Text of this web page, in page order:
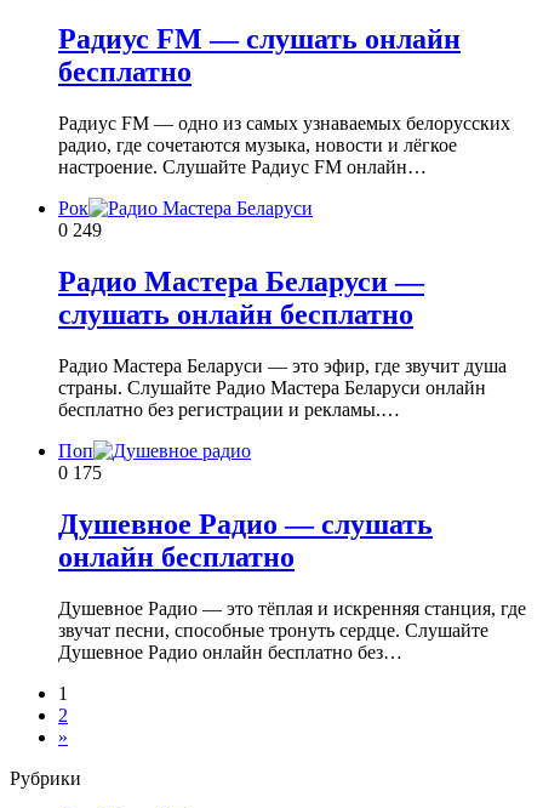
Радиус FM — слушать онлайн
бесплатно
Радиус FM — одно из самых узнаваемых белорусских
радио, где сочетаются музыка, новости и лёгкое
настроение. Слушайте Радиус FM онлайн…
Рок
0 249
Радио Мастера Беларуси —
слушать онлайн бесплатно
Радио Мастера Беларуси — это эфир, где звучит душа
страны. Слушайте Радио Мастера Беларуси онлайн
бесплатно без регистрации и рекламы.…
Поп
0 175
Душевное Радио — слушать
онлайн бесплатно
Душевное Радио — это тёплая и искренняя станция, где
звучат песни, способные тронуть сердце. Слушайте
Душевное Радио онлайн бесплатно без…
1
2
»
Рубрики